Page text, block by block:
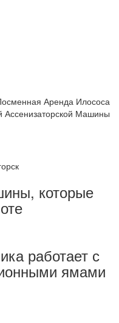
Аренда Илососа
Ассенизаторской Машины
которые
работает с
ямами